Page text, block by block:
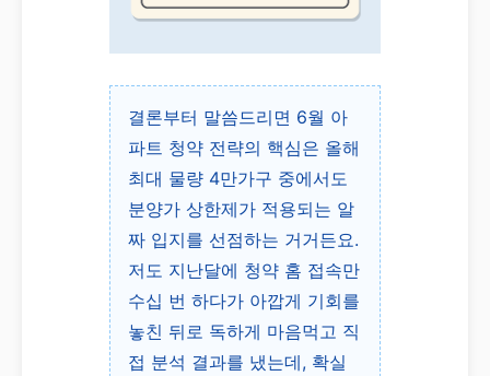
결론부터 말씀드리면 6월 아
파트 청약 전략의 핵심은 올해
최대 물량 4만가구 중에서도
분양가 상한제가 적용되는 알
짜 입지를 선점하는 거거든요.
저도 지난달에 청약 홈 접속만
수십 번 하다가 아깝게 기회를
놓친 뒤로 독하게 마음먹고 직
접 분석 결과를 냈는데, 확실